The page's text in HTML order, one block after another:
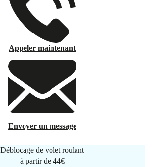
Appeler maintenant
Envoyer un message
Déblocage de volet roulant
à partir de 44€